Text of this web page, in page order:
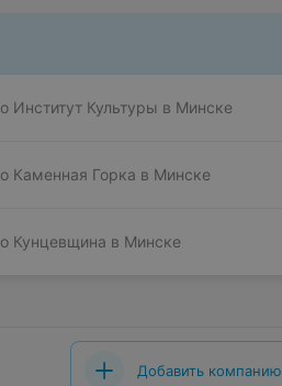
Институт Культуры в Минске
Каменная Горка в Минске
Кунцевщина в Минске
Добавить компанию